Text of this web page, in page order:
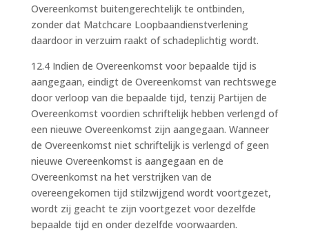
Overeenkomst buitengerechtelijk te ontbinden,
zonder dat Matchcare Loopbaandienstverlening
daardoor in verzuim raakt of schadeplichtig wordt.
12.4 Indien de Overeenkomst voor bepaalde tijd is
aangegaan, eindigt de Overeenkomst van rechtswege
door verloop van die bepaalde tijd, tenzij Partijen de
Overeenkomst voordien schriftelijk hebben verlengd of
een nieuwe Overeenkomst zijn aangegaan. Wanneer
de Overeenkomst niet schriftelijk is verlengd of geen
nieuwe Overeenkomst is aangegaan en de
Overeenkomst na het verstrijken van de
overeengekomen tijd stilzwijgend wordt voortgezet,
wordt zij geacht te zijn voortgezet voor dezelfde
bepaalde tijd en onder dezelfde voorwaarden.